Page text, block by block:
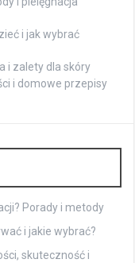
i jak wybrać
i zalety dla skóry
i domowe przepisy
Porady i metody
i jakie wybrać?
skuteczność i